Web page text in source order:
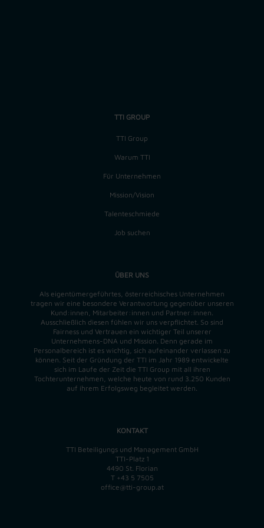
TTI GROUP
TTI Group
Warum TTI
Für Unternehmen
Mission/Vision
Talenteschmiede
Job suchen
ÜBER UNS
Als eigentümergeführtes, österreichisches Unternehmen
tragen wir eine besondere Verantwortung gegenüber unseren
Kund:innen, Mitarbeiter:innen und Partner:innen.
Ausschließlich diesen fühlen wir uns verpflichtet. So sind
Fairness und Vertrauen ein wichtiger Teil unserer
Unternehmens-DNA und Mission . Denn gerade im
Personalbereich ist es wichtig, sich aufeinander verlassen zu
können. Seit der Gründung der TTI im Jahr 1989 entwickelte
sich im Laufe der Zeit die TTI Group mit all ihren
Tochterunternehmen, welche heute von rund 3.250 Kunden
auf ihrem Erfolgsweg begleitet werden.
KONTAKT
TTI Beteiligungs und Management GmbH
TTI-Platz 1
4490 St. Florian
T +43 5 7505
office@tti-group.at